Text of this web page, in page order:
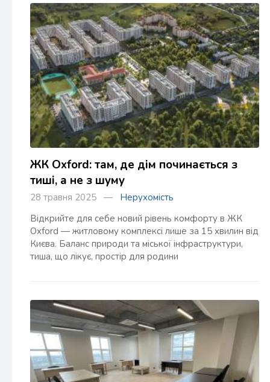
ЖК Oxford: там, де дім починається з
тиші, а не з шуму
28 травня 2025 — Нерухомість
Відкрийте для себе новий рівень комфорту в ЖК
Oxford — житловому комплексі лише за 15 хвилин від
Києва. Баланс природи та міської інфраструктури,
тиша, що лікує, простір для родини